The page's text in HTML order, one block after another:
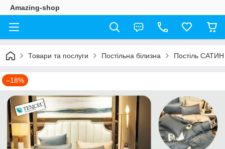
Amazing-shop
Товари та послуги Постільна білизна Постіль САТИН
–18%